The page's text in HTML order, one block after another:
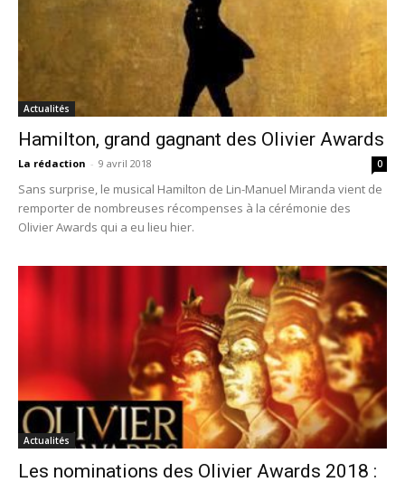
Actualités
Hamilton, grand gagnant des Olivier Awards
La rédaction - 9 avril 2018 0
Sans surprise, le musical Hamilton de Lin-Manuel Miranda vient de
remporter de nombreuses récompenses à la cérémonie des
Olivier Awards qui a eu lieu hier.
Actualités
Les nominations des Olivier Awards 2018 :